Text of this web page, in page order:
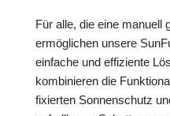
Für alle, die eine manuell
ermöglichen unsere
einfache und effiziente
kombinieren die
fixierten Sonnenschutz